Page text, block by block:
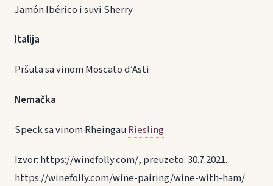
Jamón Ibérico i suvi Sherry
Italija
Pršuta sa vinom Moscato d’Asti
Nemačka
Speck sa vinom RheingauRiesling
Izvor: https://winefolly.com/, preuzeto: 30.7.2021.
https://winefolly.com/wine-pairing/wine-with-ham/